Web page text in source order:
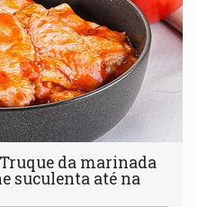
Truque da marinada
suculenta até na